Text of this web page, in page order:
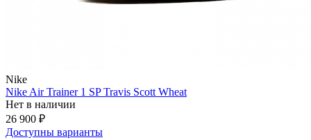
Nike
Nike Air Trainer 1 SP Travis Scott Wheat
Нет в наличии
26 900 ₽
Доступны варианты